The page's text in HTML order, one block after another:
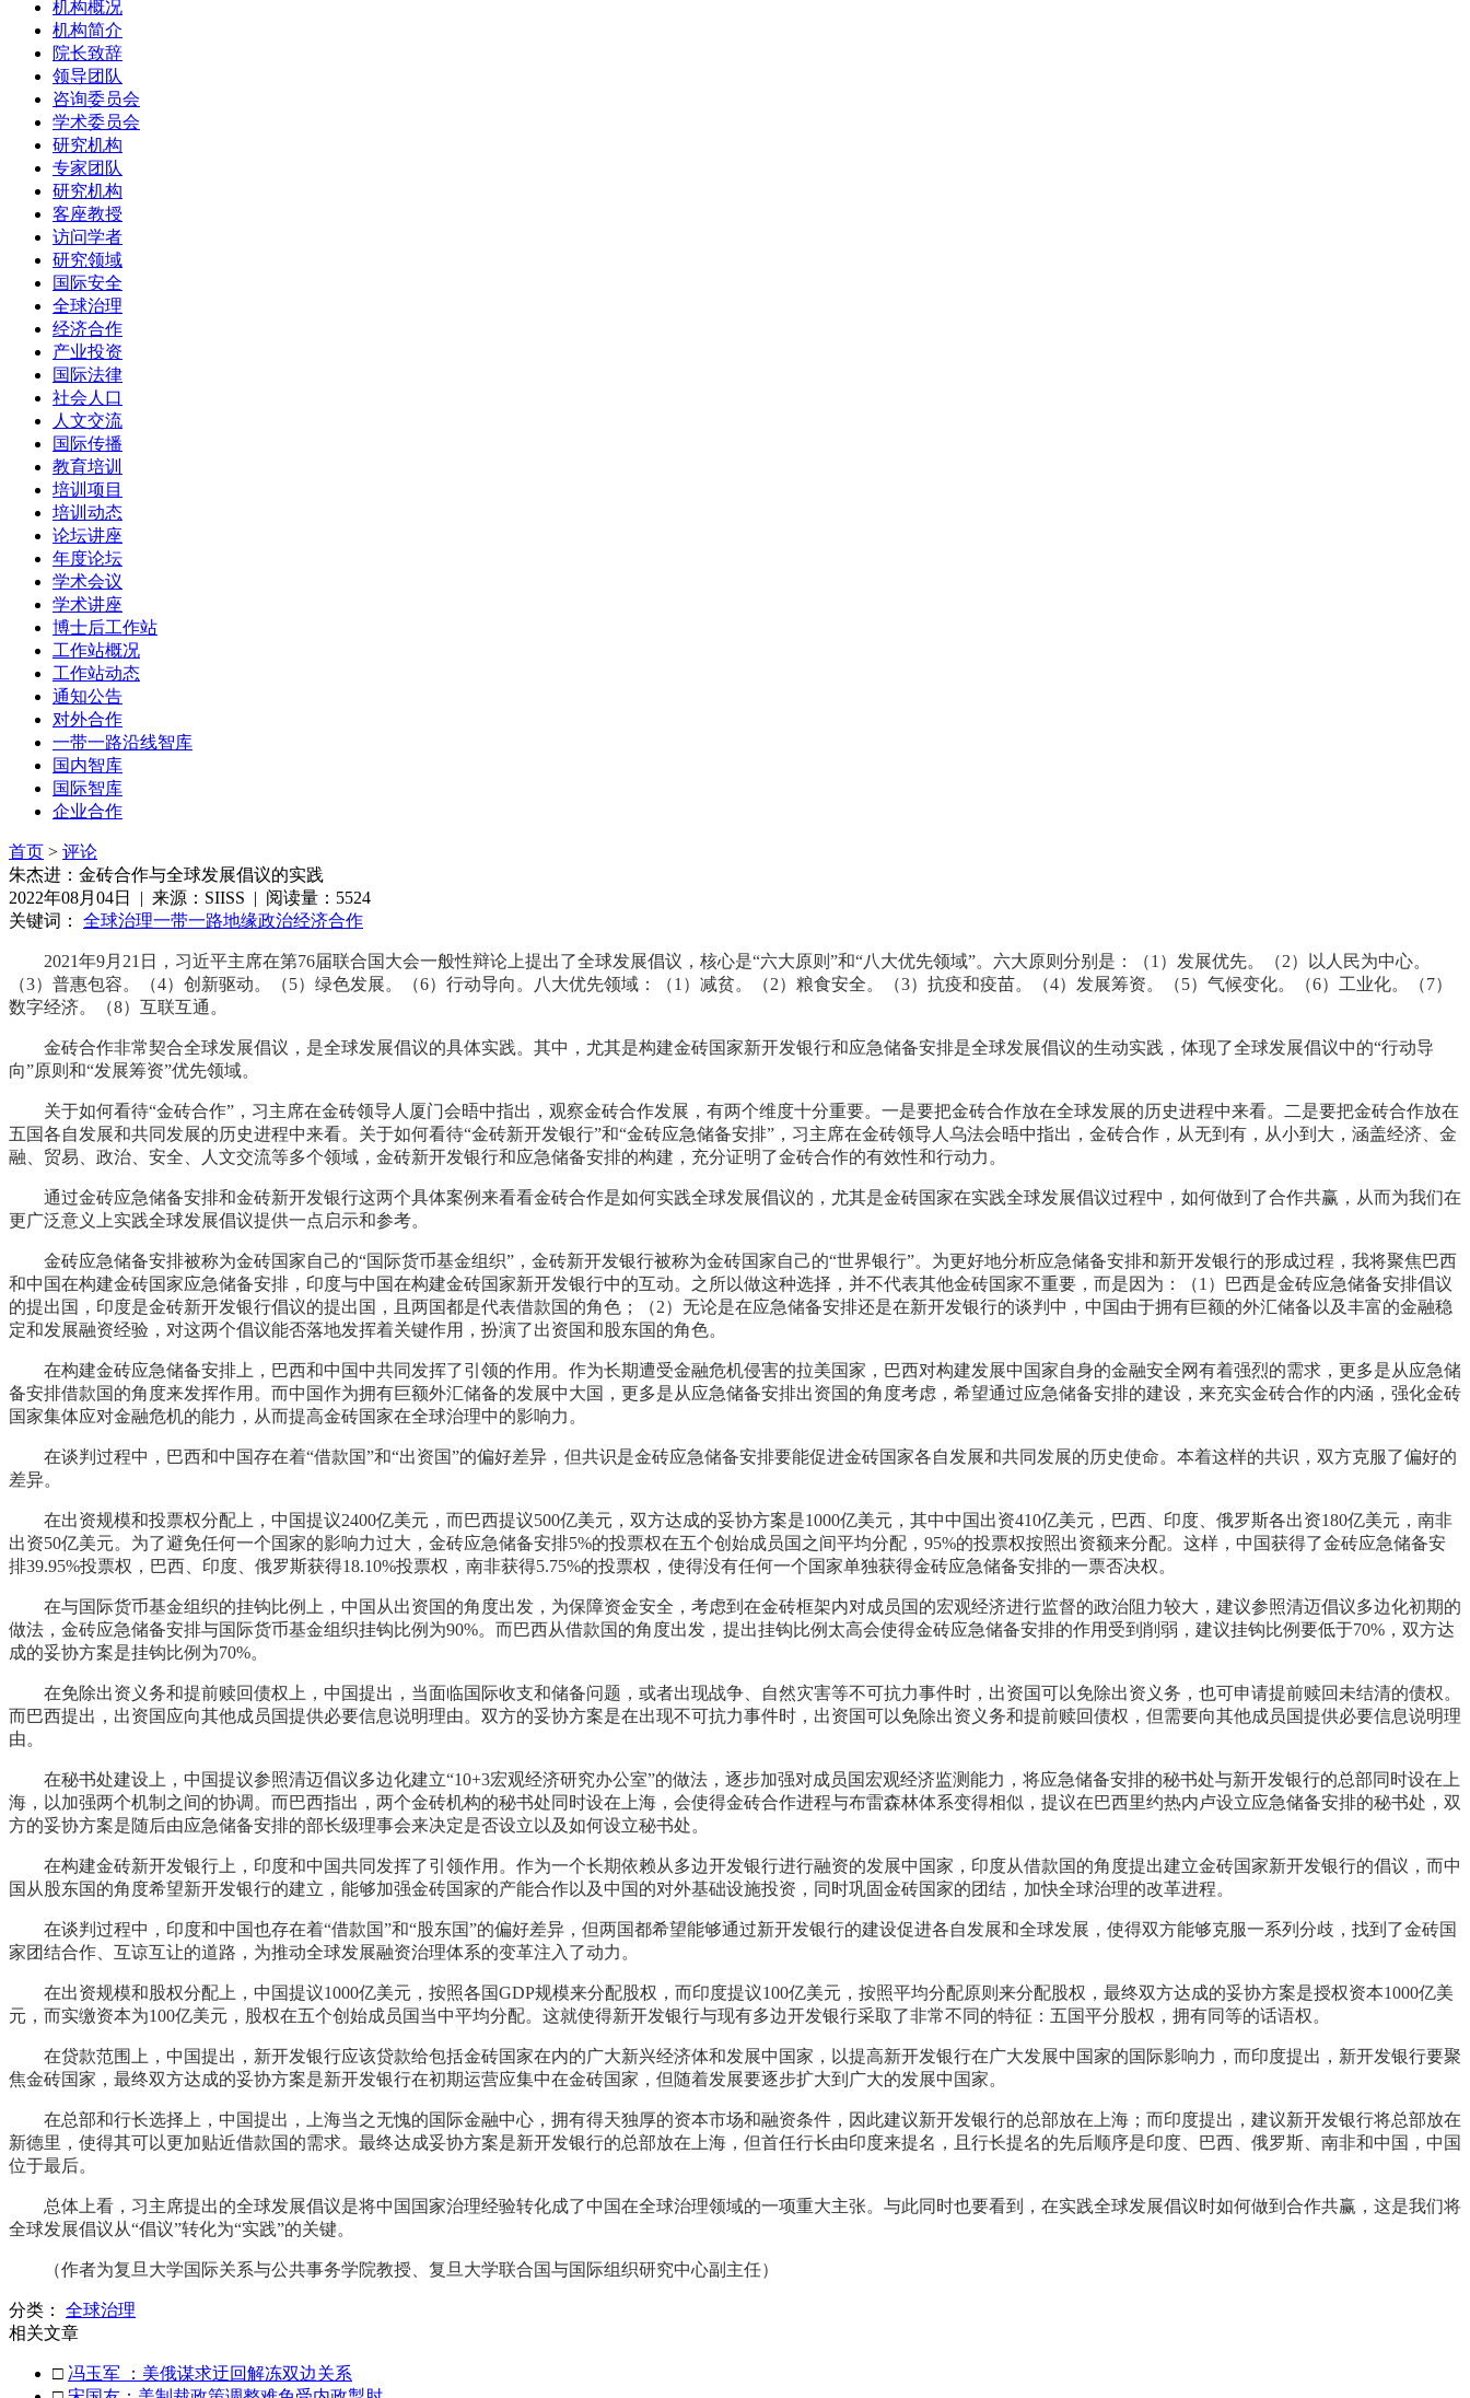
机构概况
机构简介
院长致辞
领导团队
咨询委员会
学术委员会
研究机构
专家团队
研究机构
客座教授
访问学者
研究领域
国际安全
全球治理
经济合作
产业投资
国际法律
社会人口
人文交流
国际传播
教育培训
培训项目
培训动态
论坛讲座
年度论坛
学术会议
学术讲座
博士后工作站
工作站概况
工作站动态
通知公告
对外合作
一带一路沿线智库
国内智库
国际智库
企业合作
首页 > 评论
朱杰进：金砖合作与全球发展倡议的实践
2022年08月04日 | 来源：SIISS | 阅读量：5524
关键词： 全球治理一带一路地缘政治经济合作
2021年9月21日，习近平主席在第76届联合国大会一般性辩论上提出了全球发展倡议，核心是“六大原则”和“八大优先领域”。六大原则分别是：（1）发展优先。（2）以人民为中心。
（3）普惠包容。（4）创新驱动。（5）绿色发展。（6）行动导向。八大优先领域：（1）减贫。（2）粮食安全。（3）抗疫和疫苗。（4）发展筹资。（5）气候变化。（6）工业化。（7）
数字经济。（8）互联互通。
金砖合作非常契合全球发展倡议，是全球发展倡议的具体实践。其中，尤其是构建金砖国家新开发银行和应急储备安排是全球发展倡议的生动实践，体现了全球发展倡议中的“行动导
向”原则和“发展筹资”优先领域。
关于如何看待“金砖合作”，习主席在金砖领导人厦门会晤中指出，观察金砖合作发展，有两个维度十分重要。一是要把金砖合作放在全球发展的历史进程中来看。二是要把金砖合作放在
五国各自发展和共同发展的历史进程中来看。关于如何看待“金砖新开发银行”和“金砖应急储备安排”，习主席在金砖领导人乌法会晤中指出，金砖合作，从无到有，从小到大，涵盖经济、金
融、贸易、政治、安全、人文交流等多个领域，金砖新开发银行和应急储备安排的构建，充分证明了金砖合作的有效性和行动力。
通过金砖应急储备安排和金砖新开发银行这两个具体案例来看看金砖合作是如何实践全球发展倡议的，尤其是金砖国家在实践全球发展倡议过程中，如何做到了合作共赢，从而为我们在
更广泛意义上实践全球发展倡议提供一点启示和参考。
金砖应急储备安排被称为金砖国家自己的“国际货币基金组织”，金砖新开发银行被称为金砖国家自己的“世界银行”。为更好地分析应急储备安排和新开发银行的形成过程，我将聚焦巴西
和中国在构建金砖国家应急储备安排，印度与中国在构建金砖国家新开发银行中的互动。之所以做这种选择，并不代表其他金砖国家不重要，而是因为：（1）巴西是金砖应急储备安排倡议
的提出国，印度是金砖新开发银行倡议的提出国，且两国都是代表借款国的角色；（2）无论是在应急储备安排还是在新开发银行的谈判中，中国由于拥有巨额的外汇储备以及丰富的金融稳
定和发展融资经验，对这两个倡议能否落地发挥着关键作用，扮演了出资国和股东国的角色。
在构建金砖应急储备安排上，巴西和中国中共同发挥了引领的作用。作为长期遭受金融危机侵害的拉美国家，巴西对构建发展中国家自身的金融安全网有着强烈的需求，更多是从应急储
备安排借款国的角度来发挥作用。而中国作为拥有巨额外汇储备的发展中大国，更多是从应急储备安排出资国的角度考虑，希望通过应急储备安排的建设，来充实金砖合作的内涵，强化金砖
国家集体应对金融危机的能力，从而提高金砖国家在全球治理中的影响力。
在谈判过程中，巴西和中国存在着“借款国”和“出资国”的偏好差异，但共识是金砖应急储备安排要能促进金砖国家各自发展和共同发展的历史使命。本着这样的共识，双方克服了偏好的
差异。
在出资规模和投票权分配上，中国提议2400亿美元，而巴西提议500亿美元，双方达成的妥协方案是1000亿美元，其中中国出资410亿美元，巴西、印度、俄罗斯各出资180亿美元，南非
出资50亿美元。为了避免任何一个国家的影响力过大，金砖应急储备安排5%的投票权在五个创始成员国之间平均分配，95%的投票权按照出资额来分配。这样，中国获得了金砖应急储备安
排39.95%投票权，巴西、印度、俄罗斯获得18.10%投票权，南非获得5.75%的投票权，使得没有任何一个国家单独获得金砖应急储备安排的一票否决权。
在与国际货币基金组织的挂钩比例上，中国从出资国的角度出发，为保障资金安全，考虑到在金砖框架内对成员国的宏观经济进行监督的政治阻力较大，建议参照清迈倡议多边化初期的
做法，金砖应急储备安排与国际货币基金组织挂钩比例为90%。而巴西从借款国的角度出发，提出挂钩比例太高会使得金砖应急储备安排的作用受到削弱，建议挂钩比例要低于70%，双方达
成的妥协方案是挂钩比例为70%。
在免除出资义务和提前赎回债权上，中国提出，当面临国际收支和储备问题，或者出现战争、自然灾害等不可抗力事件时，出资国可以免除出资义务，也可申请提前赎回未结清的债权。
而巴西提出，出资国应向其他成员国提供必要信息说明理由。双方的妥协方案是在出现不可抗力事件时，出资国可以免除出资义务和提前赎回债权，但需要向其他成员国提供必要信息说明理
由。
在秘书处建设上，中国提议参照清迈倡议多边化建立“10+3宏观经济研究办公室”的做法，逐步加强对成员国宏观经济监测能力，将应急储备安排的秘书处与新开发银行的总部同时设在上
海，以加强两个机制之间的协调。而巴西指出，两个金砖机构的秘书处同时设在上海，会使得金砖合作进程与布雷森林体系变得相似，提议在巴西里约热内卢设立应急储备安排的秘书处，双
方的妥协方案是随后由应急储备安排的部长级理事会来决定是否设立以及如何设立秘书处。
在构建金砖新开发银行上，印度和中国共同发挥了引领作用。作为一个长期依赖从多边开发银行进行融资的发展中国家，印度从借款国的角度提出建立金砖国家新开发银行的倡议，而中
国从股东国的角度希望新开发银行的建立，能够加强金砖国家的产能合作以及中国的对外基础设施投资，同时巩固金砖国家的团结，加快全球治理的改革进程。
在谈判过程中，印度和中国也存在着“借款国”和“股东国”的偏好差异，但两国都希望能够通过新开发银行的建设促进各自发展和全球发展，使得双方能够克服一系列分歧，找到了金砖国
家团结合作、互谅互让的道路，为推动全球发展融资治理体系的变革注入了动力。
在出资规模和股权分配上，中国提议1000亿美元，按照各国GDP规模来分配股权，而印度提议100亿美元，按照平均分配原则来分配股权，最终双方达成的妥协方案是授权资本1000亿美
元，而实缴资本为100亿美元，股权在五个创始成员国当中平均分配。这就使得新开发银行与现有多边开发银行采取了非常不同的特征：五国平分股权，拥有同等的话语权。
在贷款范围上，中国提出，新开发银行应该贷款给包括金砖国家在内的广大新兴经济体和发展中国家，以提高新开发银行在广大发展中国家的国际影响力，而印度提出，新开发银行要聚
焦金砖国家，最终双方达成的妥协方案是新开发银行在初期运营应集中在金砖国家，但随着发展要逐步扩大到广大的发展中国家。
在总部和行长选择上，中国提出，上海当之无愧的国际金融中心，拥有得天独厚的资本市场和融资条件，因此建议新开发银行的总部放在上海；而印度提出，建议新开发银行将总部放在
新德里，使得其可以更加贴近借款国的需求。最终达成妥协方案是新开发银行的总部放在上海，但首任行长由印度来提名，且行长提名的先后顺序是印度、巴西、俄罗斯、南非和中国，中国
位于最后。
总体上看，习主席提出的全球发展倡议是将中国国家治理经验转化成了中国在全球治理领域的一项重大主张。与此同时也要看到，在实践全球发展倡议时如何做到合作共赢，这是我们将
全球发展倡议从“倡议”转化为“实践”的关键。
（作者为复旦大学国际关系与公共事务学院教授、 复旦大学联合国与国际组织研究中心副主任）
分类： 全球治理
相关文章
□ 冯玉军 ：美俄谋求迂回解冻双边关系